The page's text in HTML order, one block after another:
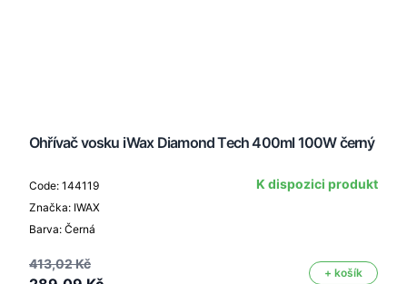
Ohřívač vosku iWax Diamond Tech 400ml 100W černý
Code: 144119
Značka: IWAX
Barva: Černá
K dispozici produkt
413,02 Kč
+ košík